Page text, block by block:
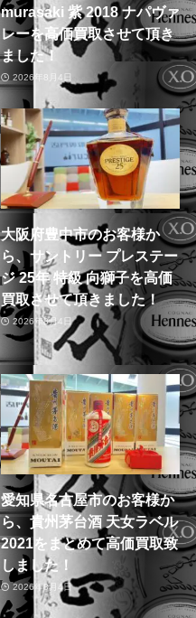
murasaki 紫 2018 ナパヴァ
レーを高価買取させて頂き
ました！
2026年8月4日
大阪府豊中市のお客様か
ら、サントリー プレステー
ジ 25年 特級 向獅子を高価
買取させて頂きました！
2026年8月4日
愛知県名古屋市のお客様か
ら、貴州茅台酒 天女ラベル
2021をまとめて高価買取致
しました！
2026年8月4日